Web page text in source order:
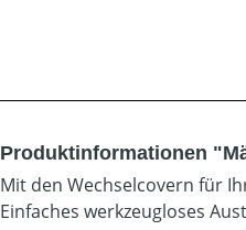
Produktinformationen
Mit den Wechselcovern für
Einfaches werkzeugloses